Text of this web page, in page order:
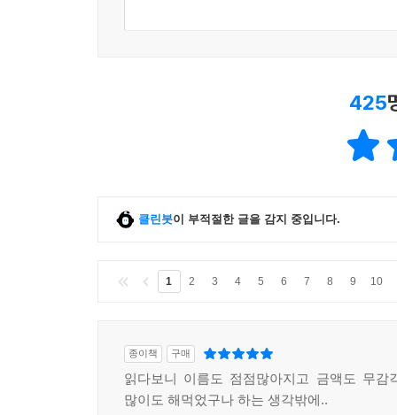
425
클린봇이 부적절한 글을 감지 중입니다.
1 2 3 4 5 6 7 8 9 10
종이책 구매
읽다보니 이름도 점점많아지고 금액도 무감
많이도 해먹었구나 하는 생각밖에..